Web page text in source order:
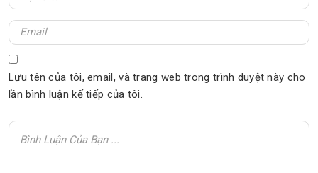
Lưu tên của tôi, email, và trang web trong trình duyệt này cho
lần bình luận kế tiếp của tôi.